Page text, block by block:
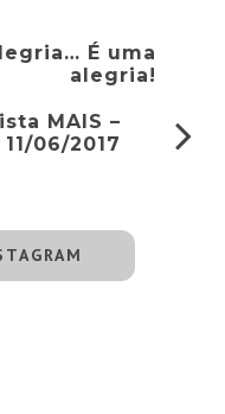
É uma
alegria!
MAIS –
11/06/2017